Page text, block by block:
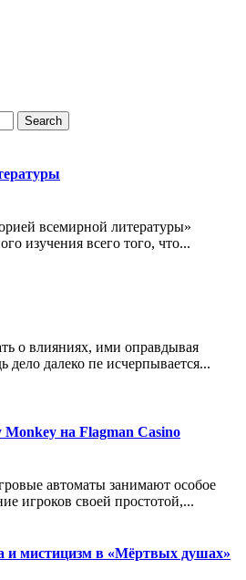
всемирной литературы»
изучения всего того, что...
о влияниях, ими оправдывая
дело далеко пе исчерпывается...
на Flagman Casino
автоматы занимают особое
игроков своей простотой,...
и мистицизм в «Мёртвых душах»